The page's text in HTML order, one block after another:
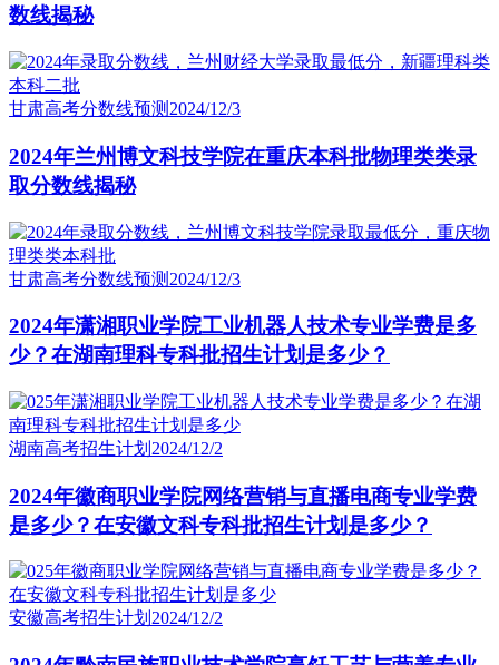
数线揭秘
甘肃高考分数线预测 2024/12/3
2024年兰州博文科技学院在重庆本科批物理类类录
取分数线揭秘
甘肃高考分数线预测 2024/12/3
2024年潇湘职业学院工业机器人技术专业学费是多
少？在湖南理科专科批招生计划是多少？
湖南高考招生计划 2024/12/2
2024年徽商职业学院网络营销与直播电商专业学费
是多少？在安徽文科专科批招生计划是多少？
安徽高考招生计划 2024/12/2